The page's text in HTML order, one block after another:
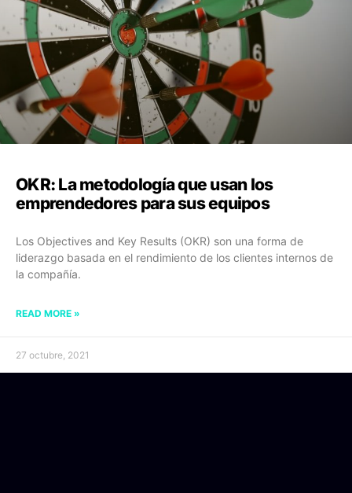
OKR: La metodología que usan los
emprendedores para sus equipos
Los Objectives and Key Results (OKR) son una forma de
liderazgo basada en el rendimiento de los clientes internos de
la compañía.
READ MORE »
27 octubre, 2021